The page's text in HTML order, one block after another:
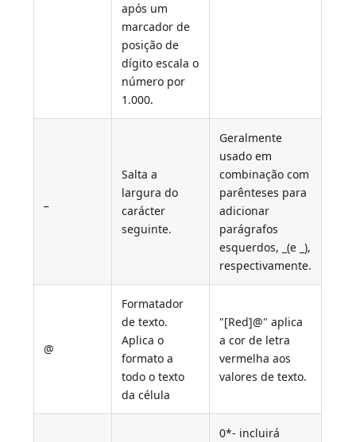
após um
marcador de
posição de
dígito escala o
número por
1.000.
Salta a
largura do
carácter
seguinte.
Geralmente
usado em
combinação com
parênteses para
adicionar
parágrafos
esquerdos, _(e _),
respectivamente.
@
Formatador
de texto.
Aplica o
formato a
todo o texto
da célula
"[Red]@" aplica
a cor de letra
vermelha aos
valores de texto.
0*- incluirá